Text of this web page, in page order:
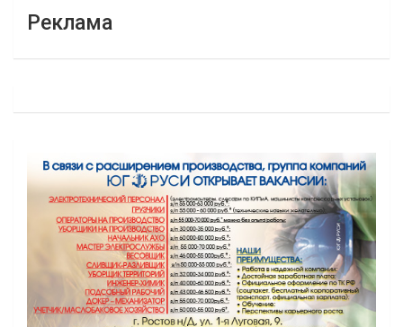
Реклама